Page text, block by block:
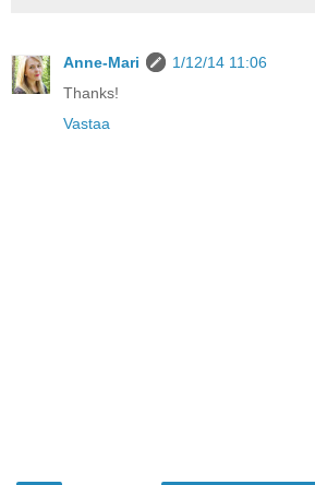
Anne-Mari
1/12/14 11:06
Thanks!
Vastaa